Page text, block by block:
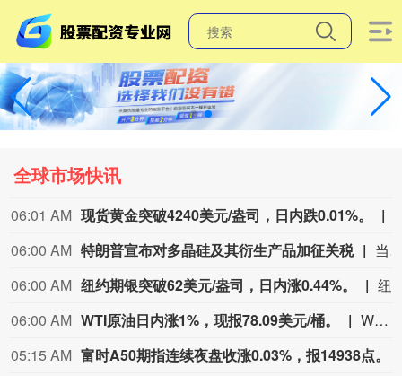
全球市场快讯
06:01 AM 现货黄金突破4240美元/盎司，日内跌0.01%。
06:00 AM 特朗普宣布对多晶硅及其衍生产品加征关税
当地时间8月6日，美国总统特朗普签署行政令，依据《1962年贸易扩展法》第232条，对进口多晶硅及其衍生产品采取最低进口价格和额外关税措施，以支持美国国内多晶硅、半导体和太阳能供应链。公告规定，最低进口价格分别为：多晶硅每公斤21美元；多晶硅锭和晶圆每公斤100美元；太阳能电池每瓦0.22美元；太阳能组件每瓦0.38美元。同时，美国将对公告附件所列多晶硅锭及相关衍生产品加征15%的从价关税。相关措施将自
06:00 AM 纽约期银突破62美元/盎司，日内涨0.44%。
06:00 AM WTI原油日内涨1%，现报78.09美元/桶。
WTI原油日内涨1%，现报78.09美元/桶。
05:15 AM 富时A50期指连续夜盘收涨0.03%，报14938点。